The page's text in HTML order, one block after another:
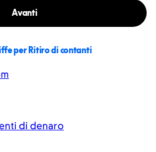
Avanti
per Ritiro di contanti